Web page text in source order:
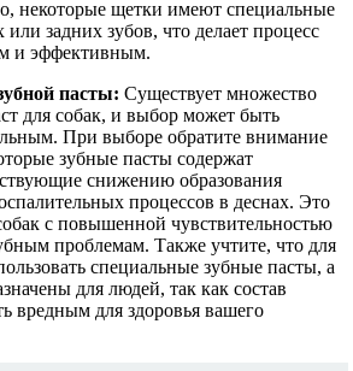
некоторые щетки имеют специальные
задних зубов, что делает процесс
и эффективным.
пасты: Существует множество
для собак, и выбор может быть
При выборе обратите внимание
зубные пасты содержат
снижению образования
процессов в деснах. Это
с повышенной чувствительностью
проблемам. Также учтите, что для
специальные зубные пасты, а
для людей, так как состав
вредным для здоровья вашего